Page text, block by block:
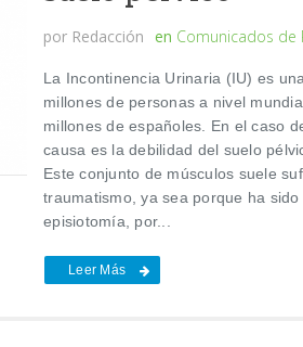
por Redacción en Comunicados de
La Incontinencia Urinaria (IU) es
millones de personas a nivel
millones de españoles. En el caso
causa es la debilidad del suelo
Este conjunto de músculos suele
traumatismo, ya sea porque ha
episiotomía, por...
Leer Más